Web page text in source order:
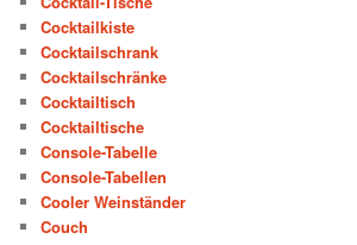
Cocktailkiste
Cocktailschrank
Cocktailschränke
Cocktailtisch
Cocktailtische
Console-Tabelle
Console-Tabellen
Cooler Weinständer
Couch